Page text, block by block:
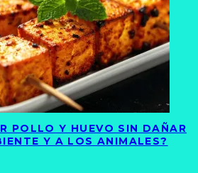
POLLO Y HUEVO SIN DAÑAR
Y A LOS ANIMALES?